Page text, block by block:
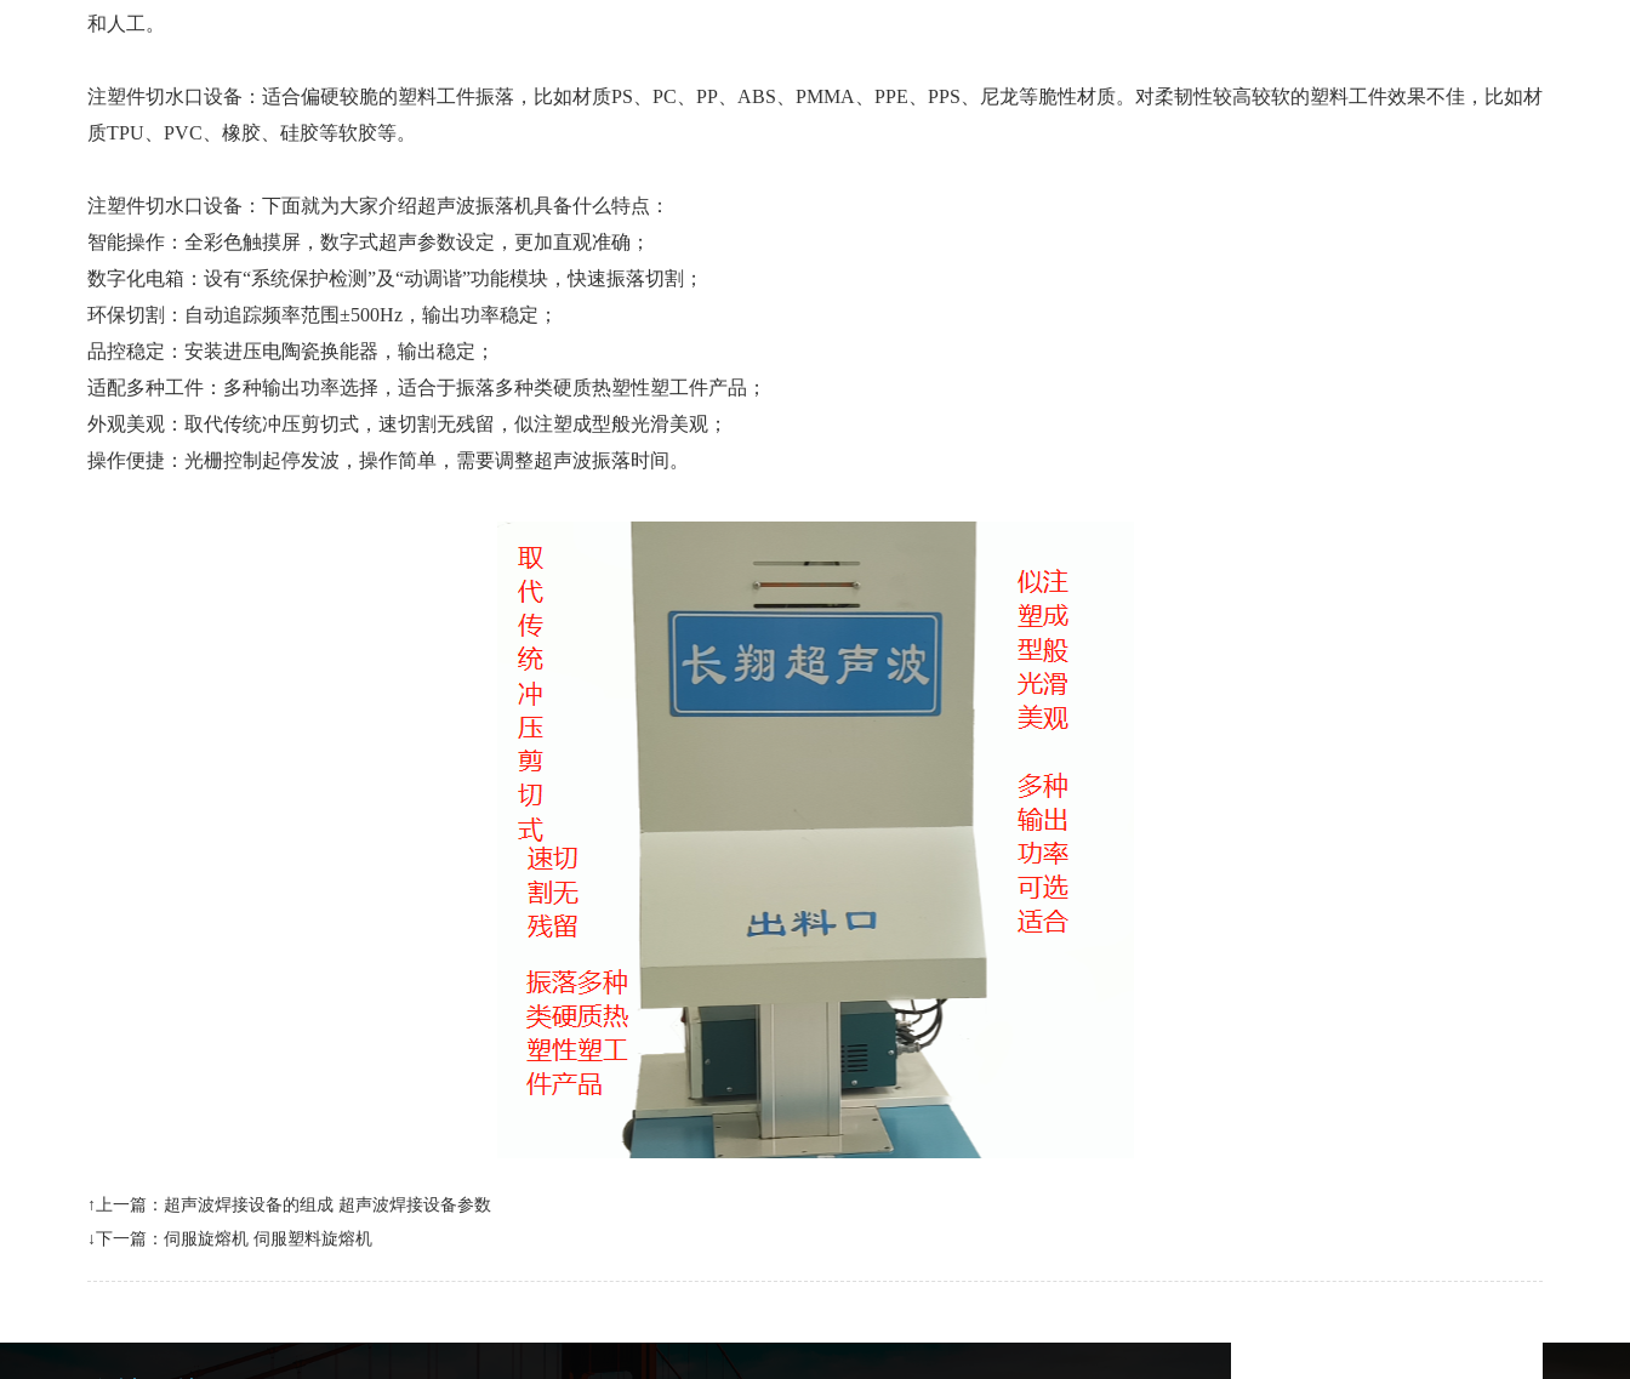
和人工。
注塑件切水口设备：适合偏硬较脆的塑料工件振落，比如材质PS、PC、PP、ABS、PMMA、PPE、PPS、尼龙等脆性材质。对柔韧性较高较软的塑料工件效果不佳，比如材
质TPU、PVC、橡胶、硅胶等软胶等。
注塑件切水口设备：下面就为大家介绍超声波振落机具备什么特点：
智能操作：全彩色触摸屏，数字式超声参数设定，更加直观准确；
数字化电箱：设有“系统保护检测”及“动调谐”功能模块，快速振落切割；
环保切割：自动追踪频率范围±500Hz，输出功率稳定；
品控稳定：安装进压电陶瓷换能器，输出稳定；
适配多种工件：多种输出功率选择，适合于振落多种类硬质热塑性塑工件产品；
外观美观：取代传统冲压剪切式，速切割无残留，似注塑成型般光滑美观；
操作便捷：光栅控制起停发波，操作简单，需要调整超声波振落时间。
↑上一篇： 超声波焊接设备的组成 超声波焊接设备参数
↓下一篇： 伺服旋熔机 伺服塑料旋熔机